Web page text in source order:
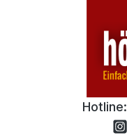
Hotline: